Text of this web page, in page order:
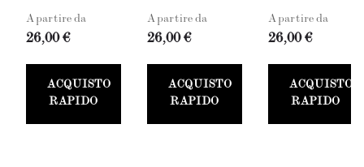
A partire da
26,00 €
ACQUISTO
RAPIDO
A partire da
26,00 €
ACQUISTO
RAPIDO
A partire da
26,00 €
ACQUISTO
RAPIDO